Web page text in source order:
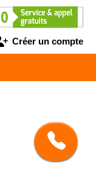
Créer un compte